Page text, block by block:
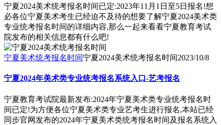
宁夏2024美术统考报名时间已定:2023年11月1日至5日报名!想
必各位宁夏美术考生已经迫不及待的想要了解宁夏2024美术类
专业统考报名时间的详细内容,那么一起来看看宁夏教育考试
院发布的相关信息都有什么吧!
宁夏美术统考报名时间宁夏2024美术统考报名时间2023/10/8
宁夏2024年美术类专业统考报名系统入口-艺考报名
宁夏教育考试院最新发布:2024年宁夏美术类专业统考报名时
间已定!为方便各位宁夏美术类专业艺考生进行报名,本站已经
同步官网发布的2024年宁夏美术类统考报名时间及报名系统入